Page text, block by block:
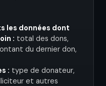
les données dont
: total des dons,
du dernier don,
: type de donateur,
et autres